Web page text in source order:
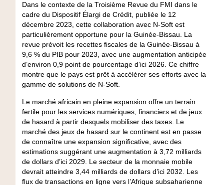
Dans le contexte de la Troisième Revue du FMI dans le
cadre du Dispositif Élargi de Crédit, publiée le 12
décembre 2023, cette collaboration avec N-Soft est
particulièrement opportune pour la Guinée-Bissau. La
revue prévoit les recettes fiscales de la Guinée-Bissau à
9,6 % du PIB pour 2023, avec une augmentation anticipée
d’environ 0,9 point de pourcentage d’ici 2026. Ce chiffre
montre que le pays est prêt à accélérer ses efforts avec la
gamme de solutions de N-Soft.
Le marché africain en pleine expansion offre un terrain
fertile pour les services numériques, financiers et de jeux
de hasard à partir desquels mobiliser des taxes. Le
marché des jeux de hasard sur le continent est en passe
de connaître une expansion significative, avec des
estimations suggérant une augmentation à 3,72 milliards
de dollars d’ici 2029. Le secteur de la monnaie mobile
devrait atteindre 3,44 milliards de dollars d’ici 2032. Les
flux de transactions en ligne vers l’Afrique subsaharienne